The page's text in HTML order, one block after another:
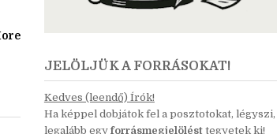
JELÖLJÜK A FORRÁSOKAT!